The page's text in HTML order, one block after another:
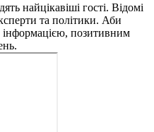
найцікавіші гості. Відомі
та політики. Аби
позитивним